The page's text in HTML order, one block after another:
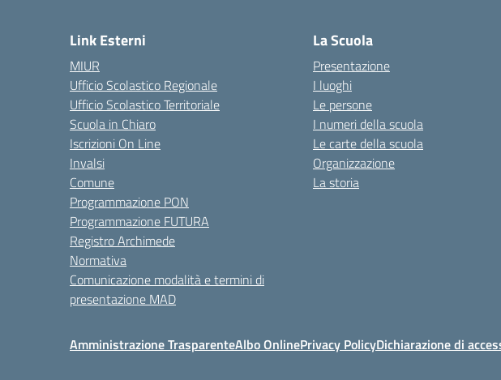
Link Esterni
MIUR
Ufficio Scolastico Regionale
Ufficio Scolastico Territoriale
Scuola in Chiaro
Iscrizioni On Line
Invalsi
Comune
Programmazione PON
Programmazione FUTURA
Registro Archimede
Normativa
Comunicazione modalità e termini di
presentazione MAD
La Scuola
Presentazione
I luoghi
Le persone
I numeri della scuola
Le carte della scuola
Organizzazione
La storia
Amministrazione TrasparenteAlbo OnlinePrivacy PolicyDichiarazione di